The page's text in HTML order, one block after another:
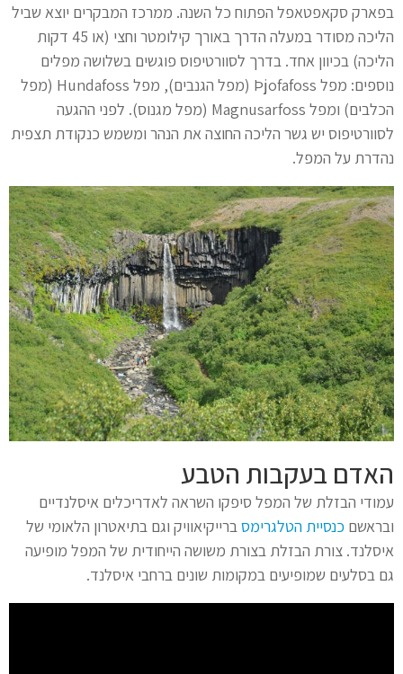
בפארק סקאפטאפל הפתוח כל השנה. ממרכז המבקרים יוצא שביל
הליכה מסודר במעלה הדרך באורך קילומטר וחצי (או 45 דקות
הליכה) בכיוון אחד. בדרך לסוורטיפוס פוגשים בשלושה מפלים
נוספים: מפל Þjofafoss (מפל הגנבים), מפל Hundafoss (מפל
הכלבים) ומפל Magnusarfoss (מפל מגנוס). לפני ההגעה
לסוורטיפוס יש גשר הליכה החוצה את הנהר ומשמש כנקודת תצפית
נהדרת על המפל.
האדם בעקבות הטבע
עמודי הבזלת של המפל סיפקו השראה לאדריכלים איסלנדיים
ובראשם כנסיית הטלגרימסברייקיאוויק וגם בתיאטרון הלאומי של
איסלנד. צורת הבזלת בצורת משושה הייחודית של המפל מופיעה
גם בסלעים שמופיעים במקומות שונים ברחבי איסלנד.